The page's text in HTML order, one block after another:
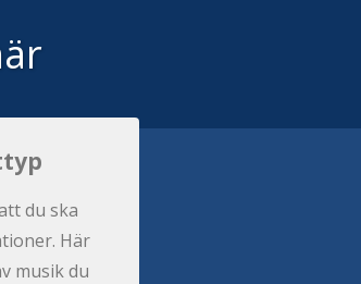
du ska
Här
musik du